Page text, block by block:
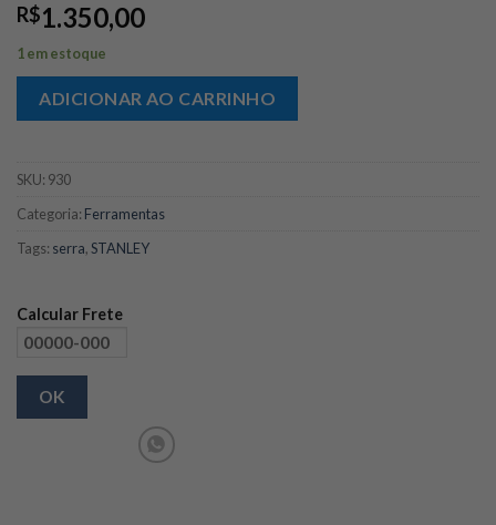
R$1.350,00
1 em estoque
ADICIONAR AO CARRINHO
SKU: 930
Categoria: Ferramentas
Tags: serra,STANLEY
Calcular Frete
OK